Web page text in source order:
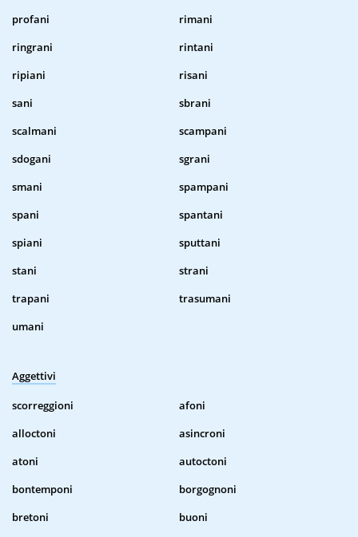
profani
rimani
ringrani
rintani
ripiani
risani
sani
sbrani
scalmani
scampani
sdogani
sgrani
smani
spampani
spani
spantani
spiani
sputtani
stani
strani
trapani
trasumani
umani
Aggettivi
scorreggioni
afoni
alloctoni
asincroni
atoni
autoctoni
bontemponi
borgognoni
bretoni
buoni